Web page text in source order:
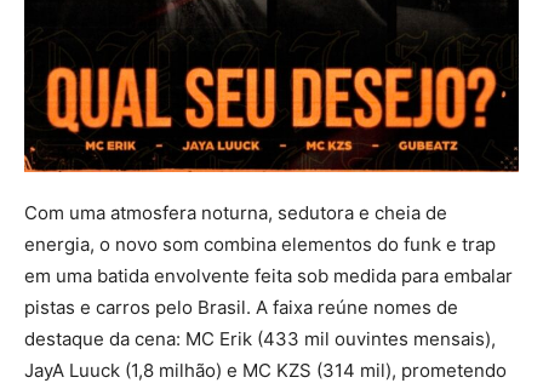
Com uma atmosfera noturna, sedutora e cheia de
energia, o novo som combina elementos do funk e trap
em uma batida envolvente feita sob medida para embalar
pistas e carros pelo Brasil. A faixa reúne nomes de
destaque da cena: MC Erik (433 mil ouvintes mensais),
JayA Luuck (1,8 milhão) e MC KZS (314 mil), prometendo